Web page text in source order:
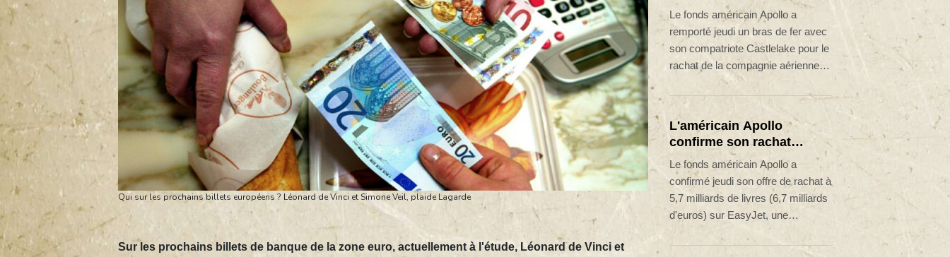
Qui sur les prochains billets européens ? Léonard de Vinci et Simone Veil, plaide Lagarde
Sur les prochains billets de banque de la zone euro, actuellement à l'étude, Léonard de Vinci et
racheter EasyJet
Le fonds américain Apollo a
remporté jeudi un bras de fer avec
son compatriote Castlelake pour le
rachat de la compagnie aérienne
britannique EasyJet, dont il
s'empare pour 5,7 milliards de
livres (6,7 milliards d'euros) au
terme de deux mois de
négociations et d'enchères.
L'américain Apollo
confirme son rachat
d'EasyJet pour 5,7
milliards de livres
Le fonds américain Apollo a
confirmé jeudi son offre de rachat à
5,7 milliards de livres (6,7 milliards
d'euros) sur EasyJet, une
proposition acceptée par le conseil
d'administration de la compagnie